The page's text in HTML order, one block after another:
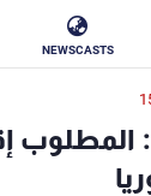
NEWSCASTS